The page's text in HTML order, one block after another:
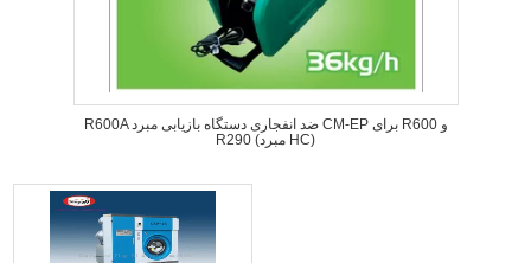
R600A ضد انفجاری دستگاه بازیابی مبرد CM-EP برای R600 و
R290 (مبرد HC)